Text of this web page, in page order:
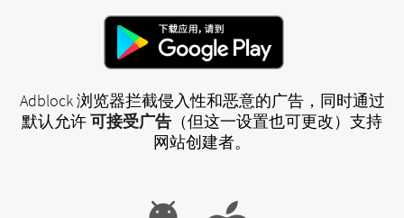
Adblock 浏览器拦截侵入性和恶意的广告，同时通过
默认允许可接受广告 （但这一设置也可更改）支持
网站创建者。